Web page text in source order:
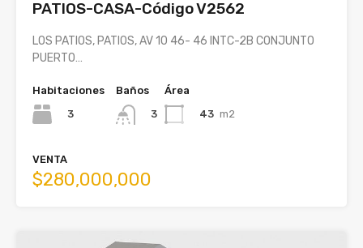
PATIOS-CASA-Código V2562
LOS PATIOS, PATIOS, AV 10 46- 46 INTC-2B CONJUNTO
PUERTO…
Habitaciones
3
Baños
3
Área
43 m2
VENTA
$280,000,000